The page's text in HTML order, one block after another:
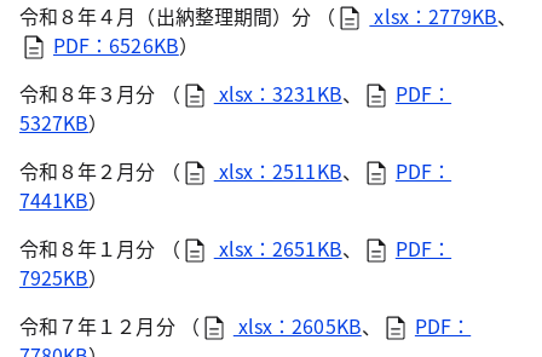
令和８年４月（出納整理期間）分 （
xlsx：2779KB、
PDF：6526KB）
令和８年３月分 （
xlsx：3231KB、
PDF：
5327KB）
令和８年２月分 （
xlsx：2511KB、
PDF：
7441KB）
令和８年１月分 （
xlsx：2651KB、
PDF：
7925KB）
令和７年１２月分 （
xlsx：2605KB、
PDF：